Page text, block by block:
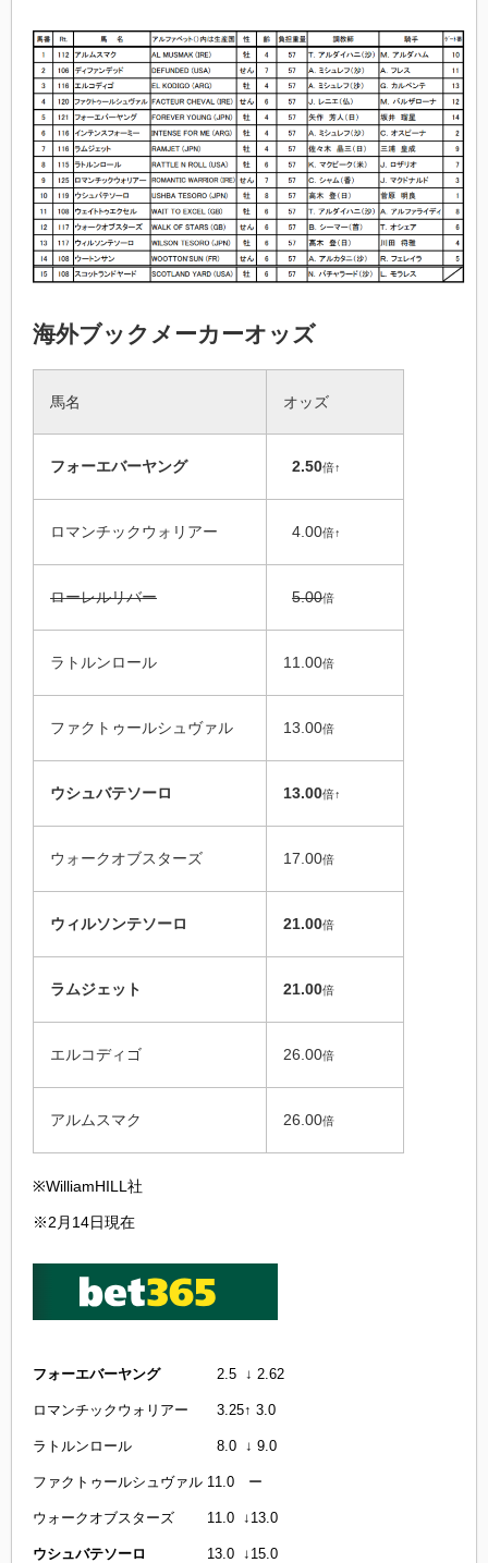
海外ブックメーカーオッズ
馬名 オッズ
フォーエバーヤング 2.50倍↑
ロマンチックウォリアー 4.00倍↑
ローレルリバー 5.00倍
ラトルンロール 11.00倍
ファクトゥールシュヴァル 13.00倍
ウシュバテソーロ 13.00倍↑
ウォークオブスターズ 17.00倍
ウィルソンテソーロ 21.00倍
ラムジェット 21.00倍
エルコディゴ 26.00倍
アルムスマク 26.00倍
※WilliamHILL社
※2月14日現在
フォーエバーヤング2.5 ↓ 2.62
ロマンチックウォリアー 3.25↑ 3.0
ラトルンロール 8.0 ↓ 9.0
ファクトゥールシュヴァル 11.0 ー
ウォークオブスターズ 11.0 ↓13.0
ウシュバテソーロ 13.0 ↓15.0